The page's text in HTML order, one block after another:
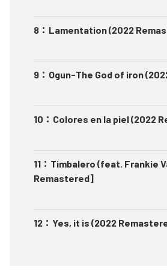
8 ： Lamentation (2022
9 ： Ogun-The God of iron
10 ： Colores en la piel (2022
11 ： Timbalero (feat. Frankie
Remastered]
12 ： Yes, it is (2022